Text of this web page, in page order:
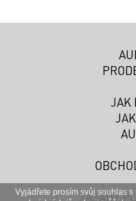
Vyjádřete prosím svůj souhlas s
JAK
ZÁSADY